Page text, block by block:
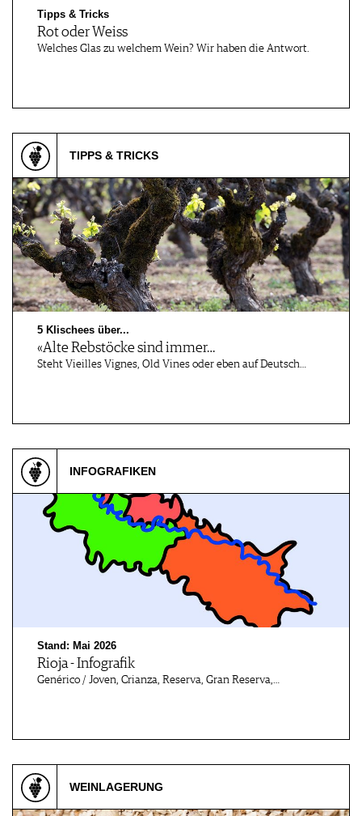
Tipps & Tricks
Rot oder Weiss
Welches Glas zu welchem Wein? Wir haben die Antwort.
TIPPS & TRICKS
5 Klischees über...
«Alte Rebstöcke sind immer…
Steht Vieilles Vignes, Old Vines oder eben auf Deutsch…
INFOGRAFIKEN
Stand: Mai 2026
Rioja - Infografik
Genérico / Joven, Crianza, Reserva, Gran Reserva,…
WEINLAGERUNG